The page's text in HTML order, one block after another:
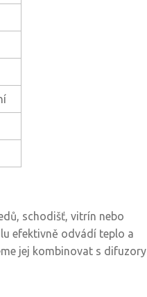
schodišť, vitrín nebo
efektivně odvádí teplo a
jej kombinovat s difuzory